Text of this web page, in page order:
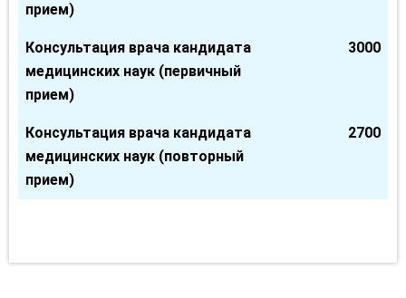
прием)
Консультация врача кандидата
медицинских наук (первичный
прием)
3000
Консультация врача кандидата
медицинских наук (повторный
прием)
2700